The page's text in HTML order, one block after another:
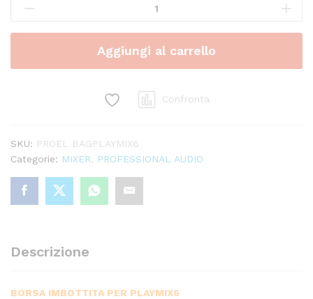
BAGPLAYMIX6
Aggiungi al carrello
Confronta
SKU: PROEL BAGPLAYMIX6
Categorie: MIXER PROFESSIONAL AUDIO
Descrizione
BORSA IMBOTTITA PER PLAYMIX6